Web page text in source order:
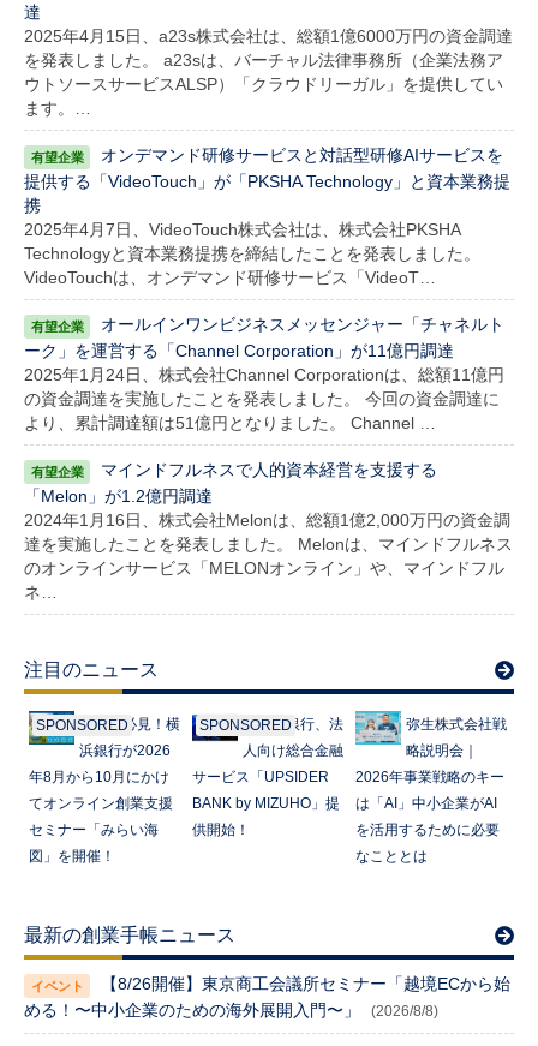
達
2025年4月15日、a23s株式会社は、総額1億6000万円の資金調達
を発表しました。 a23sは、バーチャル法律事務所（企業法務ア
ウトソースサービスALSP）「クラウドリーガル」を提供してい
ます。…
オンデマンド研修サービスと対話型研修AIサービスを
提供する「VideoTouch」が「PKSHA Technology」と資本業務提
携
2025年4月7日、VideoTouch株式会社は、株式会社PKSHA
Technologyと資本業務提携を締結したことを発表しました。
VideoTouchは、オンデマンド研修サービス「VideoT…
オールインワンビジネスメッセンジャー「チャネルト
ーク」を運営する「Channel Corporation」が11億円調達
2025年1月24日、株式会社Channel Corporationは、総額11億円
の資金調達を実施したことを発表しました。 今回の資金調達に
より、累計調達額は51億円となりました。 Channel …
マインドフルネスで人的資本経営を支援する
「Melon」が1.2億円調達
2024年1月16日、株式会社Melonは、総額1億2,000万円の資金調
達を実施したことを発表しました。 Melonは、マインドフルネス
のオンラインサービス「MELONオンライン」や、マインドフル
ネ…
注目のニュース
SPONSORED起業家必見！横
浜銀行が2026
年8月から10月にかけ
てオンライン創業支援
セミナー「みらい海
図」を開催！
SPONSOREDみずほ銀行、法
人向け総合金融
サービス「UPSIDER
BANK by MIZUHO」提
供開始！
弥生株式会社戦
略説明会｜
2026年事業戦略のキー
は「AI」中小企業がAI
を活用するために必要
なこととは
最新の創業手帳ニュース
【8/26開催】東京商工会議所セミナー「越境ECから始
める！〜中小企業のための海外展開入門〜」
(2026/8/8)